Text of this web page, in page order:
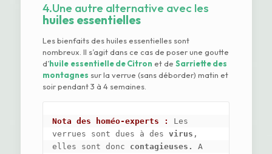
4.Une autre alternative avec les
huiles essentielles
Les bienfaits des huiles essentielles sont
nombreux. Il s’agit dans ce cas de poser une goutte
d’huile essentielle de Citron et de Sarriette des
montagnes sur la verrue (sans déborder) matin et
soir pendant 3 à 4 semaines.
Nota des homéo-experts : Les
verrues sont dues à des virus ,
elles sont donc contagieuses.
A